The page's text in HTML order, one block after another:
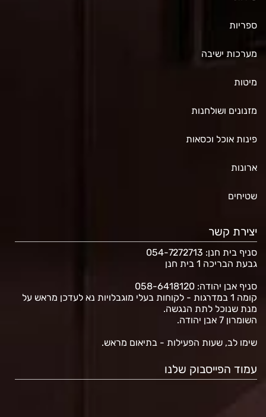
ספריות
מערכות ישיבה
מיטות
מזנונים ושולחנות
פינות אוכל וכסאות
ארונות
שטיחים
יצירת קשר
סניף בית חנן: 054-7272713
גבעת הבריכה 1 בית חנן
סניף אבן יהודה: 058-6418120
קומה 1 במדרגות - לקוחות בעלי מוגבלויות נא לעדכן מראש על
מנת שנוכל לתת הנגשה.
השומרון 7 אבן יהודה.
שימו לב, שעות הפעילות - בתיאום מראש.
עמוד הפייסבוק שלנו